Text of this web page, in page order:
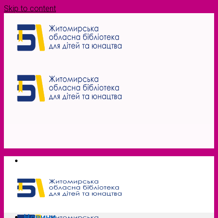
Skip to content